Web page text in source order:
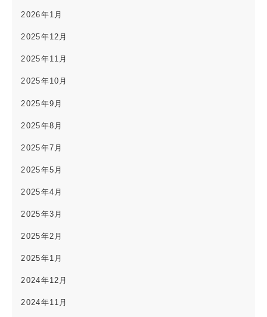
2026年1月
2025年12月
2025年11月
2025年10月
2025年9月
2025年8月
2025年7月
2025年5月
2025年4月
2025年3月
2025年2月
2025年1月
2024年12月
2024年11月